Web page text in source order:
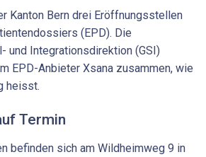
Kanton Bern drei Eröffnungsstellen
(EPD). Die
und Integrationsdirektion (GSI)
EPD-Anbieter Xsana zusammen, wie
heisst.
Termin
befinden sich am Wildheimweg 9 in